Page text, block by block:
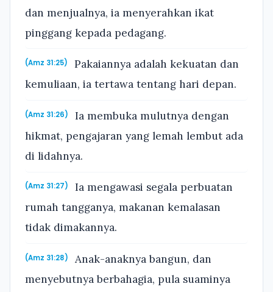
dan menjualnya, ia menyerahkan ikat
pinggang kepada pedagang.
(Amz 31:25)
Pakaiannya adalah kekuatan dan
kemuliaan, ia tertawa tentang hari depan.
(Amz 31:26)
Ia membuka mulutnya dengan
hikmat, pengajaran yang lemah lembut ada
di lidahnya.
(Amz 31:27)
Ia mengawasi segala perbuatan
rumah tangganya, makanan kemalasan
tidak dimakannya.
(Amz 31:28)
Anak-anaknya bangun, dan
menyebutnya berbahagia, pula suaminya